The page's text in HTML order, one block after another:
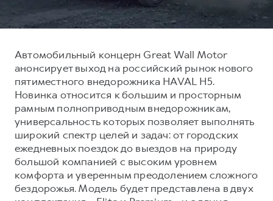
H7 H9
от 4 799 000 ₽
Тест-драйв
КРЕДИТ И СТРАХОВАНИЕ
Кредитный калькулятор
Страхование
Кредит
КОРПОРАТИВНЫМ КЛИЕНТАМ
Для малого бизнеса
СЕРВИСНОЕ ОБСЛУЖИВАНИЕ
Программа «Помощь на дороге»
Регламенты технического обслуживания
Электронный ПТС
ПОДДЕРЖКА
GWM Безопасность
Гарантия HAVAL
Мобильное приложение GWM
О дилере
Контакты
Автомобильный концерн Great Wall Motor
анонсирует выход на российский рынок нового
пятиместного внедорожника HAVAL H5.
Новинка относится к большим и просторным
рамным полноприводным внедорожникам,
универсальность которых позволяет выполнять
широкий спектр целей и задач: от городских
ежедневных поездок до выездов на природу
большой компанией с высоким уровнем
комфорта и уверенным преодолением сложного
бездорожья. Модель будет представлена в двух